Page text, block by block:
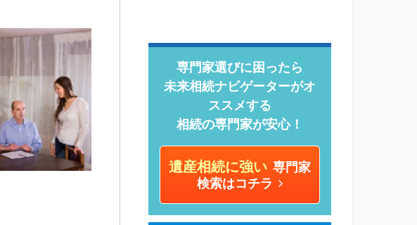
専門家選びに困ったら
未来相続ナビゲーターがオ
ススメする
相続の専門家が安心！
遺産相続に強い 専門家
検索はコチラ